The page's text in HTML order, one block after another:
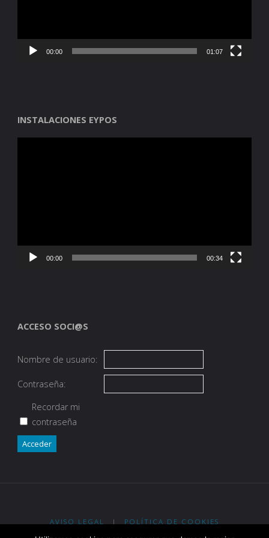
00:00 01:07
INSTALACIONES EYPOS
00:00 00:34
ACCESO SOCI@S
Nombre de usuario:
Contraseña:
Recordar mi
contraseña
Acceder
AVISO LEGAL | POLÍTICA DE COOKIES